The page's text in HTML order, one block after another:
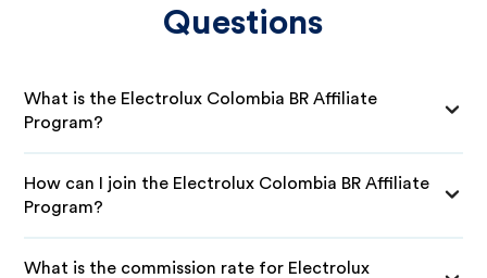
Questions
What is the Electrolux Colombia BR Affiliate
Program?
How can I join the Electrolux Colombia BR Affiliate
Program?
What is the commission rate for Electrolux